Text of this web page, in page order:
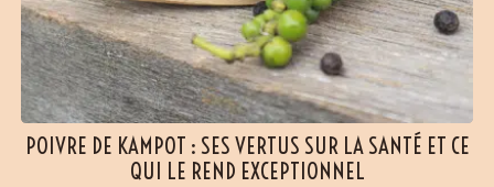
POIVRE DE KAMPOT : SES VERTUS SUR LA SANTÉ ET CE
QUI LE REND EXCEPTIONNEL